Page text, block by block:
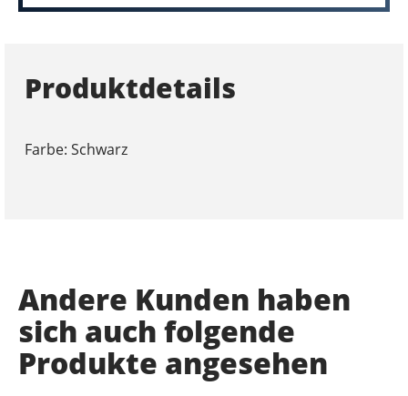
Produktdetails
Farbe: Schwarz
Andere Kunden haben
sich auch folgende
Produkte angesehen